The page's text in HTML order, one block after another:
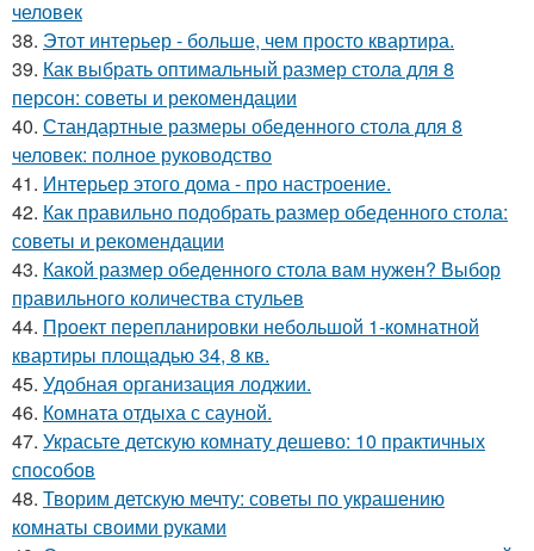
человек
38. Этот интерьер - больше, чем просто квартира.
39. Как выбрать оптимальный размер стола для 8
персон: советы и рекомендации
40. Стандартные размеры обеденного стола для 8
человек: полное руководство
41. Интерьер этого дома - про настроение.
42. Как правильно подобрать размер обеденного стола:
советы и рекомендации
43. Какой размер обеденного стола вам нужен? Выбор
правильного количества стульев
44. Проект перепланировки небольшой 1-комнатной
квартиры площадью 34, 8 кв.
45. Удобная организация лоджии.
46. Комната отдыха с сауной.
47. Украсьте детскую комнату дешево: 10 практичных
способов
48. Творим детскую мечту: советы по украшению
комнаты своими руками